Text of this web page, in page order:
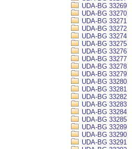
UDA-BG 33269
UDA-BG 33270
UDA-BG 33271
UDA-BG 33272
UDA-BG 33274
UDA-BG 33275
UDA-BG 33276
UDA-BG 33277
UDA-BG 33278
UDA-BG 33279
UDA-BG 33280
UDA-BG 33281
UDA-BG 33282
UDA-BG 33283
UDA-BG 33284
UDA-BG 33285
UDA-BG 33289
UDA-BG 33290
UDA-BG 33291